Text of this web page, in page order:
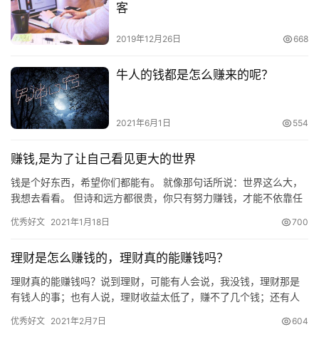
客
2019年12月26日 668
牛人的钱都是怎么赚来的呢？
2021年6月1日 554
赚钱,是为了让自己看见更大的世界
钱是个好东西，希望你们都能有。 就像那句话所说：世界这么大，
我想去看看。 但诗和远方都很贵，你只有努力赚钱，才能不依靠任
优秀好文 2021年1月18日 700
理财是怎么赚钱的，理财真的能赚钱吗？
理财真的能赚钱吗？说到理财，可能有人会说，我没钱，理财那是
有钱人的事；也有人说，理财收益太低了，赚不了几个钱；还有人
是有…
优秀好文 2021年2月7日 604